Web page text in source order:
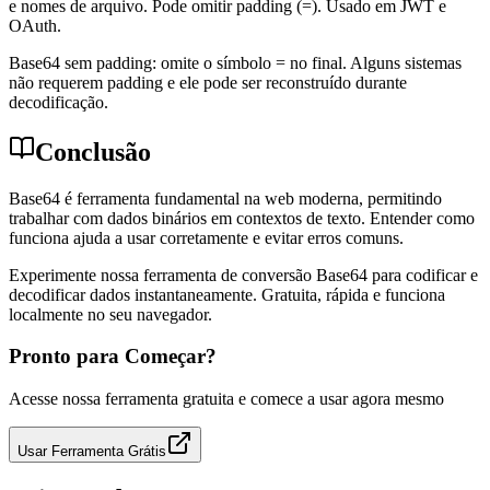
e nomes de arquivo. Pode omitir padding (=). Usado em JWT e
OAuth.
Base64 sem padding: omite o símbolo = no final. Alguns sistemas
não requerem padding e ele pode ser reconstruído durante
decodificação.
Conclusão
Base64 é ferramenta fundamental na web moderna, permitindo
trabalhar com dados binários em contextos de texto. Entender como
funciona ajuda a usar corretamente e evitar erros comuns.
Experimente nossa ferramenta de conversão Base64 para codificar e
decodificar dados instantaneamente. Gratuita, rápida e funciona
localmente no seu navegador.
Pronto para Começar?
Acesse nossa ferramenta gratuita e comece a usar agora mesmo
Usar Ferramenta Grátis